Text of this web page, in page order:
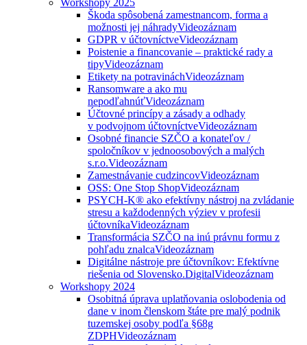
Škoda spôsobená zamestnancom, forma a
možnosti jej náhradyVideozáznam
GDPR v účtovníctveVideozáznam
Poistenie a financovanie – praktické rady a
tipyVideozáznam
Etikety na potravináchVideozáznam
Ransomware a ako mu
nepodľahnúťVideozáznam
Účtovné princípy a zásady a odhady
v podvojnom účtovníctveVideozáznam
Osobné financie SZČO a konateľov /
spoločníkov v jednoosobových a malých
s.r.o.Videozáznam
Zamestnávanie cudzincovVideozáznam
OSS: One Stop ShopVideozáznam
PSYCH-K® ako efektívny nástroj na zvládanie
stresu a každodenných výziev v profesii
účtovníkaVideozáznam
Transformácia SZČO na inú právnu formu z
pohľadu znalcaVideozáznam
Digitálne nástroje pre účtovníkov: Efektívne
riešenia od Slovensko.DigitalVideozáznam
Workshopy 2024
Osobitná úprava uplatňovania oslobodenia od
dane v inom členskom štáte pre malý podnik
tuzemskej osoby podľa §68g
ZDPHVideozáznam